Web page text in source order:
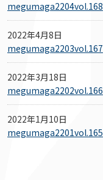
megumaga2204vol.168
2022年4月8日
megumaga2203vol.167
2022年3月18日
megumaga2202vol.166
2022年1月10日
megumaga2201vol.165